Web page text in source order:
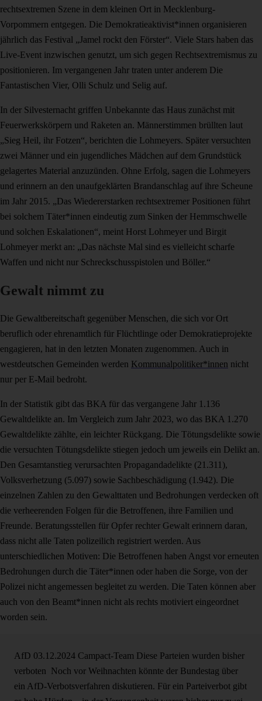
rechtsextremen Szene in dem kleinen Ort in Mecklenburg-
Vorpommern entgegen. Die Demokratieaktivist*innen organisieren
jährlich das Festival „Jamel rockt den Förster“. Viele Stars haben das
Live-Event inzwischen genutzt, um sich gegen Rechtsextremismus zu
positionieren. Im vergangenen Jahr traten unter anderem Die
Fantastischen Vier, Olli Schulz und Selig auf.
In der Silvesternacht griffen Unbekannte das Haus zunächst mit
Feuerwerkskörpern und Raketen an. Männerstimmen brüllten laut
„Sieg Heil, ihr Fotzen“, berichten die Lohmeyers. Später versuchten
zwei Männer und ein jugendliches Mädchen auf dem Grundstück
gelagertes Material anzuzünden. Ohne Erfolg, sagen die Lohmeyers
und erinnern an den unaufgeklärten Brandanschlag auf ihre Scheune
im Jahr 2015. „Das Wiedererstarken rechtsextremer Positionen führt
bei solchem Täter*innen eindeutig zum Sinken der Hemmschwelle
und solchen Eskalationen“, meint Horst Lohmeyer und Birgit
Lohmeyer merkt an: „Das nächste Mal sind es vielleicht scharfe
Waffen und nicht nur Schreckschusspistolen und Böller.“
Gewalt nimmt zu
Die Gewaltbereitschaft gegenüber Menschen, die sich vor Ort
beruflich oder ehrenamtlich für Flüchtlinge oder Demokratieprojekte
engagieren, hat in den letzten Monaten zugenommen. Auch in
westdeutschen Gemeinden werden Kommunalpolitiker*innen nicht
nur per E-Mail bedroht.
In der Statistik gibt das BKA für das vergangene Jahr 1.136
Gewaltdelikte an. Im Vergleich zum Jahr 2023, wo das BKA 1.270
Gewaltdelikte zählte, ein leichter Rückgang. Die Tötungsdelikte sowie
die versuchten Tötungsdelikte stiegen jedoch um jeweils ein Delikt an.
Den Gesamtanstieg verursachten Propagandadelikte (21.311),
Volksverhetzung (5.097) sowie Sachbeschädigung (1.942). Die
einzelnen Zahlen zu den Gewalttaten und Bedrohungen verdecken oft
die verheerenden Folgen für die Betroffenen, ihre Familien und
Freunde. Beratungsstellen für Opfer rechter Gewalt erinnern daran,
dass nicht alle Taten polizeilich registriert werden. Aus
unterschiedlichen Motiven: Die Betroffenen haben Angst vor erneuten
Bedrohungen durch die Täter*innen oder haben die Sorge, von der
Polizei nicht angemessen begleitet zu werden. Die Taten können aber
auch von den Beamt*innen nicht als rechts motiviert eingeordnet
worden sein.
AfD 03.12.2024 Campact-Team Diese Parteien wurden bisher
verboten Noch vor Weihnachten könnte der Bundestag über
ein AfD-Verbotsverfahren diskutieren. Für ein Parteiverbot gibt